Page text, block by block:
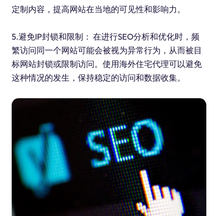
定制内容，提高网站在当地的可见性和影响力。
5.避免IP封锁和限制： 在进行SEO分析和优化时，频
繁访问同一个网站可能会被视为异常行为，从而被目
标网站封锁或限制访问。使用海外住宅代理可以避免
这种情况的发生，保持稳定的访问和数据收集。